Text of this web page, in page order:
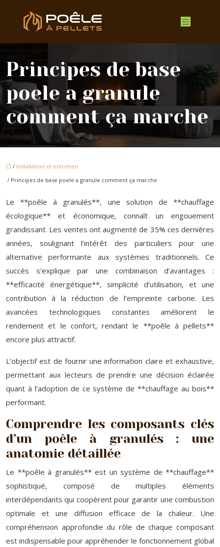
Principes de base
poele a granule
comment ça marche
/ Installation et entretien
/ Principes de base poele a granule comment ça marche
Le **poêle à granulés**, une solution de **chauffage
écologique** et économique, connaît un engouement
grandissant. Les ventes ont augmenté de 35% ces dernières
années, soulignant l’intérêt des particuliers pour une
alternative performante aux systèmes traditionnels. Ce
succès s’explique par une combinaison d’avantages :
**efficacité énergétique**, simplicité d’utilisation, et une
contribution à la réduction de l’empreinte carbone. Les
avancées technologiques constantes améliorent le
rendement et le confort, rendant le **poêle à pellets**
encore plus attractif.
L’objectif est de fournir une information claire et exhaustive,
permettant aux lecteurs de prendre une décision éclairée
quant à l’adoption de ce système de **chauffage au bois**
performant.
Comprendre les composants clés
d’un poêle à granulés : une
anatomie détaillée
Le **poêle à granulés** est un système de **chauffage**
sophistiqué, composé de multiples éléments
interdépendants qui coopèrent pour garantir une combustion
optimale et une diffusion efficace de la chaleur. Une
compréhension approfondie du rôle de chaque composant
est indispensable pour appréhender le fonctionnement global